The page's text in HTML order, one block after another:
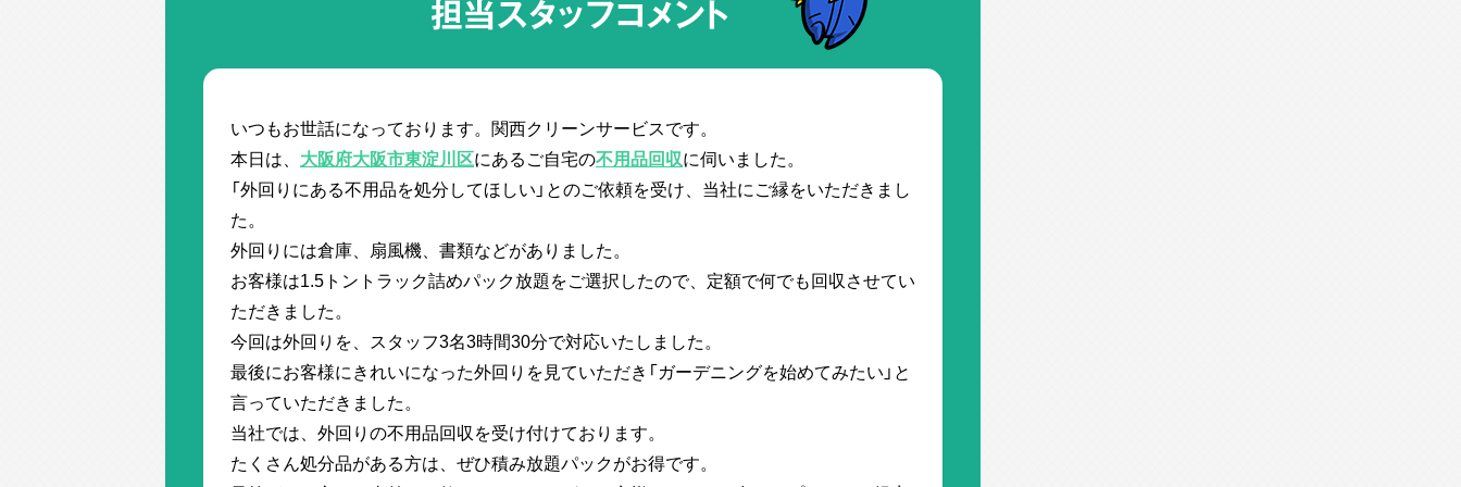
担当スタッフコメント
いつもお世話になっております。関西クリーンサービスです。
本日は、 大阪府大阪市東淀川区にあるご自宅の不用品回収に伺いました。
「外回りにある不用品を処分してほしい」とのご依頼を受け、当社にご縁をいただきまし
た。
外回りには倉庫、扇風機、書類などがありました。
お客様は1.5トントラック詰めパック放題をご選択したので、定額で何でも回収させてい
ただきました。
今回は外回りを、スタッフ3名3時間30分で対応いたしました。
最後にお客様にきれいになった外回りを見ていただき「ガーデニングを始めてみたい」と
言っていただきました。
当社では、外回りの不用品回収を受け付けております。
たくさん処分品がある方は、ぜひ積み放題パックがお得です。